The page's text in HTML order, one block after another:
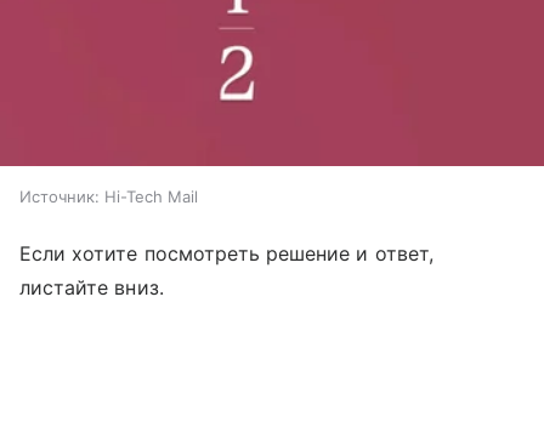
Источник: Hi-Tech Mail
Если хотите посмотреть решение и ответ,
листайте вниз.